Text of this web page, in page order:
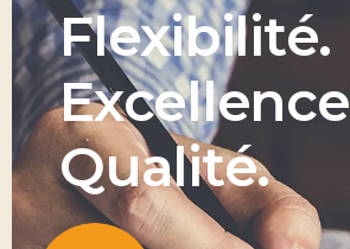
Flexibilité.
Excellence
Qualité.